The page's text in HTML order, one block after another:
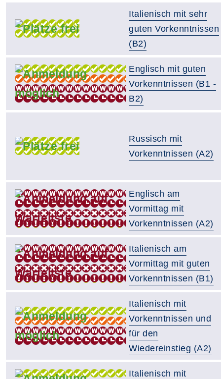
Italienisch mit sehr
guten Vorkenntnissen
(B2)
Englisch mit guten
Vorkenntnissen (B1 -
B2)
Russisch mit
Vorkenntnissen (A2)
Englisch am
Vormittag mit
Vorkenntnissen (A2)
Italienisch am
Vormittag mit guten
Vorkenntnissen (B1)
Italienisch mit
Vorkenntnissen und
für den
Wiedereinstieg (A2)
Italienisch mit